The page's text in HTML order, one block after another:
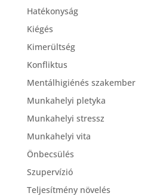
Hatékonyság
Kiégés
Kimerültség
Konfliktus
Mentálhigiénés szakember
Munkahelyi pletyka
Munkahelyi stressz
Munkahelyi vita
Önbecsülés
Szupervízió
Teljesítmény növelés